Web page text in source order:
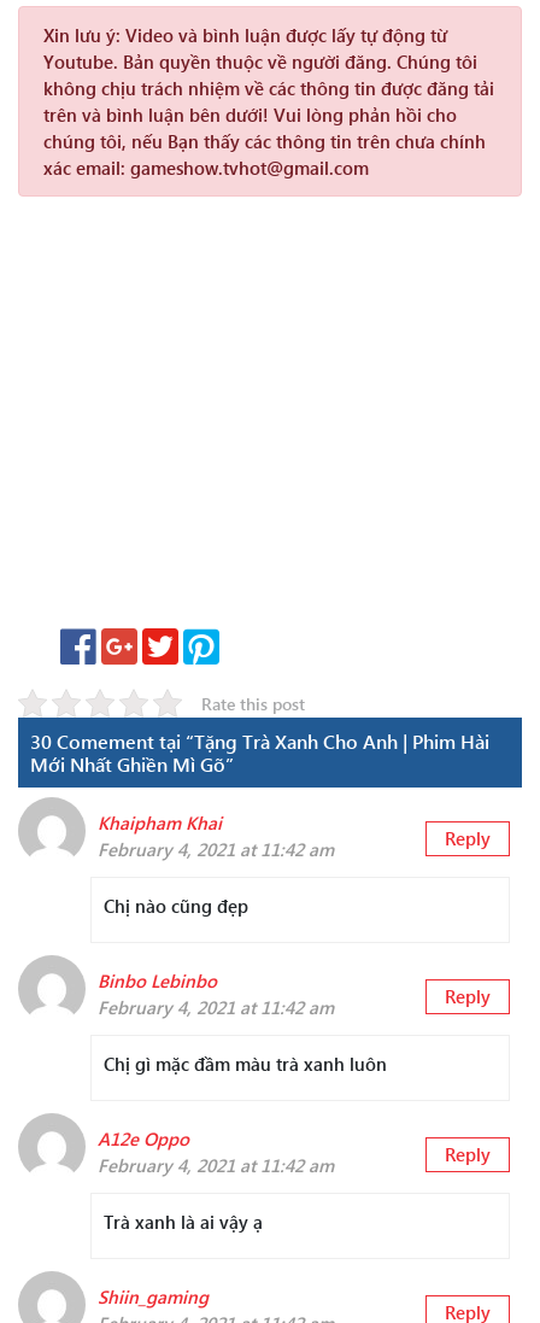
Xin lưu ý: Video và bình luận được lấy tự động từ
Youtube. Bản quyền thuộc về người đăng. Chúng tôi
không chịu trách nhiệm về các thông tin được đăng tải
trên và bình luận bên dưới! Vui lòng phản hồi cho
chúng tôi, nếu Bạn thấy các thông tin trên chưa chính
xác email: gameshow.tvhot@gmail.com
Rate this post
30 Comement tại “Tặng Trà Xanh Cho Anh | Phim Hài
Mới Nhất Ghiền Mì Gõ”
Khaipham Khai
February 4, 2021 at 11:42 am
Reply
Chị nào cũng đẹp
Binbo Lebinbo
February 4, 2021 at 11:42 am
Reply
Chị gì mặc đầm màu trà xanh luôn
A12e Oppo
February 4, 2021 at 11:42 am
Reply
Trà xanh là ai vậy ạ
Shiin_gaming
Reply